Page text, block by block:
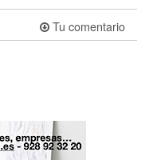
Tu comentario